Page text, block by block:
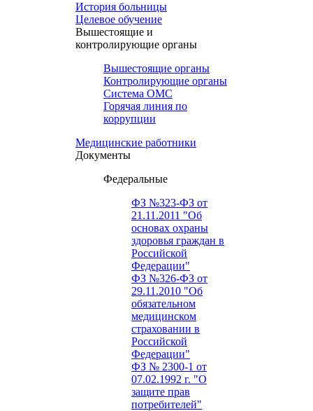
История больницы
Целевое обучение
Вышестоящие и
контролирующие органы
Вышестоящие органы
Контролирующие органы
Система ОМС
Горячая линия по
коррупции
Медицинские работники
Документы
Федеральные
ФЗ №323-ФЗ от
21.11.2011 "Об
основах охраны
здоровья граждан в
Российской
Федерации"
ФЗ №326-ФЗ от
29.11.2010 "Об
обязательном
медицинском
страховании в
Российской
Федерации"
ФЗ № 2300-1 от
07.02.1992 г. "О
защите прав
потребителей"